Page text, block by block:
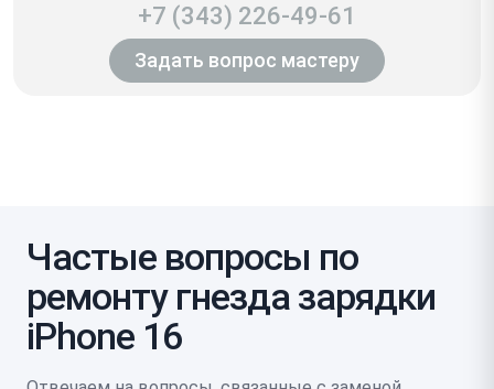
+7 (343) 226-49-61
Задать вопрос мастеру
Частые вопросы по
ремонту гнезда зарядки
iPhone 16